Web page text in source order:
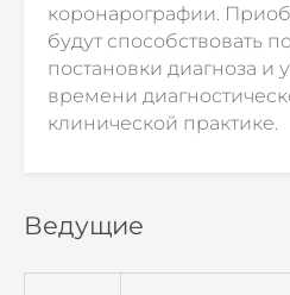
коронарографии.
будут способствовать
постановки диагноза и
времени
клинической практике.
Ведущие